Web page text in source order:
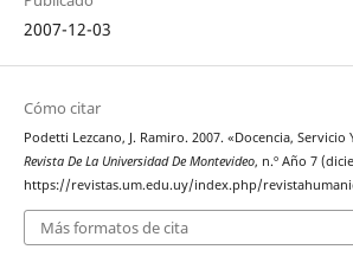
2007-12-03
Cómo citar
Podetti Lezcano, J. Ramiro. 2007. «Docencia, Servicio
Revista De La Universidad De Montevideo, n.º Año 7
https://revistas.um.edu.uy/index.php/
Más formatos de cita